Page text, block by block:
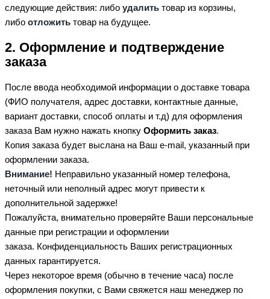
следующие действия: либо удалить товар из корзины,
либо отложить товар на будущее.
2. Оформление и подтверждение
заказа
После ввода необходимой информации о доставке товара
(ФИО получателя, адрес доставки, контактные данные,
вариант доставки, способ оплаты и т.д) для оформления
заказа Вам нужно нажать кнопку Оформить заказ.
Копия заказа будет выслана на Ваш e-mail, указанный при
оформлении заказа.
Внимание! Неправильно указанный номер телефона,
неточный или неполный адрес могут привести к
дополнительной задержке!
Пожалуйста, внимательно проверяйте Ваши персональные
данные при регистрации и оформлении
заказа. Конфиденциальность Ваших регистрационных
данных гарантируется.
Через некоторое время (обычно в течение часа) после
оформления покупки, с Вами свяжется наш менеджер по